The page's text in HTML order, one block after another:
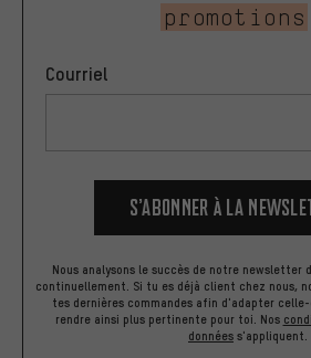
promotions
Courriel
S’abonner à la
Nous analysons le succès de notre newsletter
continuellement. Si tu es déjà client chez nous,
tes dernières commandes afin d'adapter
rendre ainsi plus pertinente pour toi. Nos
données s'appliquent.